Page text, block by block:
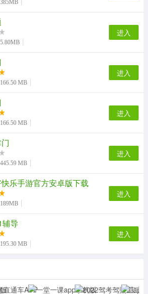
，海量题库精准匹配。
，答案更清晰。
程，难题轻松解。
385MB
5.80MB
进入
166.50 MB
进入
166.50 MB
进入
445.59 MB
进入
乐手游官方安卓版下载
189MB
进入
导
195.30 MB
进入